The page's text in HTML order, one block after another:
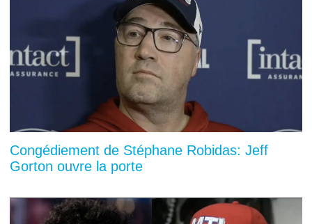
Congédiement de Stéphane Robidas: Jeff
Gorton ouvre la porte